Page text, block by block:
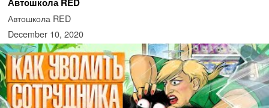
Автошкола RED
December 10, 2020